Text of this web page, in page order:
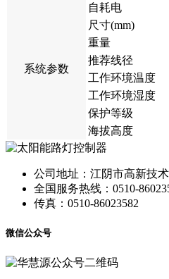
系统参数
自耗电
尺寸(mm)
重量
推荐线径
工作环境温度
工作环境湿度
保护等级
海拔高度
公司地址：江阴市高新技
全国服务热线：0510-
传真：0510-86023582
微信公众号